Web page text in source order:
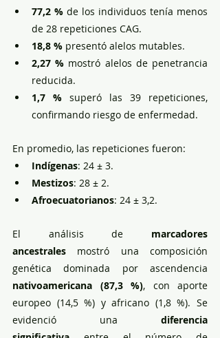
77,2 % de los individuos tenía menos
de 28 repeticiones CAG.
18,8 % presentó alelos mutables.
2,27 % mostró alelos de penetrancia
reducida.
1,7 % superó las 39 repeticiones,
confirmando riesgo de enfermedad.
En promedio, las repeticiones fueron:
Indígenas: 24 ± 3.
Mestizos: 28 ± 2.
Afroecuatorianos: 24 ± 3,2.
El análisis de marcadores
ancestrales mostró una composición
nativoamericana (87,3 %), con aporte
europeo (14,5 %) y africano (1,8 %). Se
evidenció una diferencia